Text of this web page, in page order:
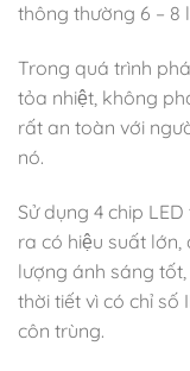
thông thường 6 – 8
Trong quá trình
tỏa nhiệt, không
rất an toàn với
nó.
Sử dụng 4 chip
ra có hiệu suất
lượng ánh sáng
thời tiết vì có chỉ số
côn trùng.